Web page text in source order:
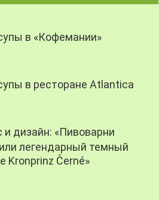
в «Кофемании»
в ресторане Atlantica
и дизайн: «Пивоварни
легендарный темный
Kronprinz Černé»